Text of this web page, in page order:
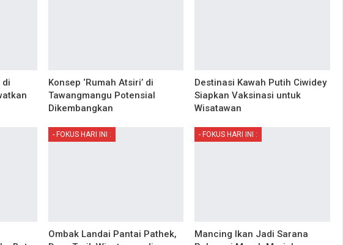
di
Konsep ‘Rumah Atsiri’ di
Tawangmangu Potensial
Dikembangkan
Destinasi Kawah Putih Ciwidey
Siapkan Vaksinasi untuk
Wisatawan
- FOKUS HARI INI :
Ombak Landai Pantai Pathek,
- FOKUS HARI INI :
Mancing Ikan Jadi Sarana